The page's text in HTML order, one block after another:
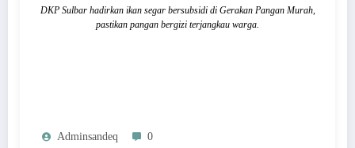
DKP Sulbar hadirkan ikan segar bersubsidi di Gerakan Pangan Murah,
pastikan pangan bergizi terjangkau warga.
Adminsandeq 0